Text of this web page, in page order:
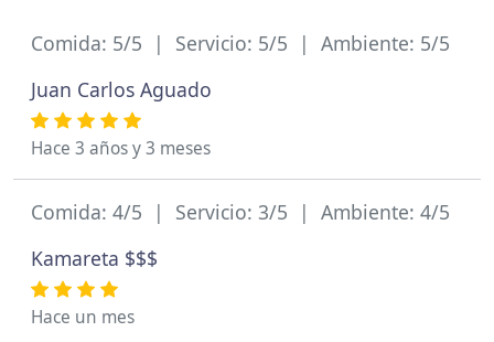
Comida: 5/5 | Servicio: 5/5 | Ambiente: 5/5
Juan Carlos Aguado
Hace 3 años y 3 meses
Comida: 4/5 | Servicio: 3/5 | Ambiente: 4/5
Kamareta $$$
Hace un mes